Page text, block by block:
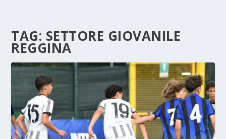
TAG: SETTORE GIOVANILE
REGGINA